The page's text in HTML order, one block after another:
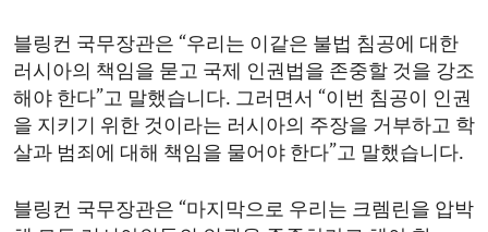
블링컨 국무장관은 “우리는 이같은 불법 침공에 대한
러시아의 책임을 묻고 국제 인권법을 존중할 것을 강조
해야 한다”고 말했습니다. 그러면서 “이번 침공이 인권
을 지키기 위한 것이라는 러시아의 주장을 거부하고 학
살과 범죄에 대해 책임을 물어야 한다”고 말했습니다.
블링컨 국무장관은 “마지막으로 우리는 크렘린을 압박